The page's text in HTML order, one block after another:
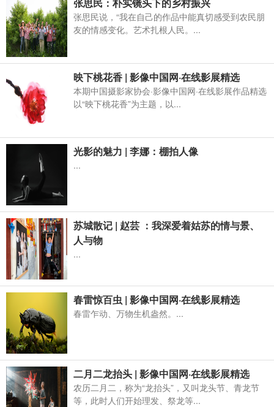
张思民说，“我在自己的作品中能真切感受到农民朋
友的情感变化。艺术扎根人民。...
映下桃花香 | 影像中国网·在线影展精选
本期中国摄影家协会·影像中国网·在线影展作品精选
以“映下桃花香”为主题，以...
光影的魅力 | 李娜：棚拍人像
...
苏城散记 | 赵芸 ：我深爱着姑苏的情与景、
人与物
...
春雷惊百虫 | 影像中国网·在线影展精选
春雷乍动、万物生机盎然。...
二月二龙抬头 | 影像中国网·在线影展精选
农历二月二，称为“龙抬头”，又叫龙头节、青龙节
等，此时人们开始理发、祭龙等...